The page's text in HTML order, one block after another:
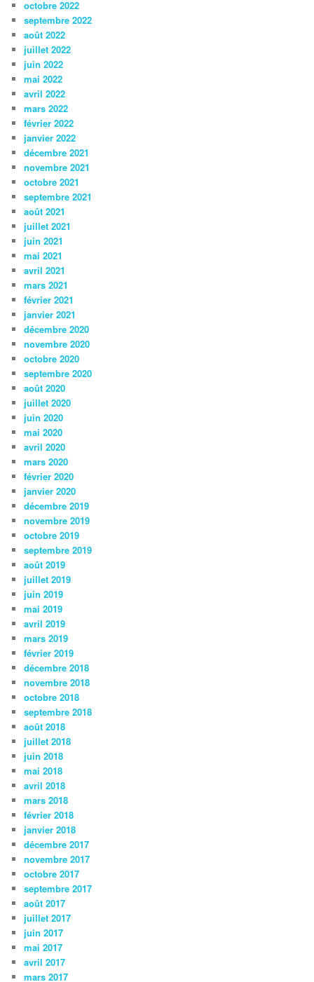
octobre 2022
septembre 2022
août 2022
juillet 2022
juin 2022
mai 2022
avril 2022
mars 2022
février 2022
janvier 2022
décembre 2021
novembre 2021
octobre 2021
septembre 2021
août 2021
juillet 2021
juin 2021
mai 2021
avril 2021
mars 2021
février 2021
janvier 2021
décembre 2020
novembre 2020
octobre 2020
septembre 2020
août 2020
juillet 2020
juin 2020
mai 2020
avril 2020
mars 2020
février 2020
janvier 2020
décembre 2019
novembre 2019
octobre 2019
septembre 2019
août 2019
juillet 2019
juin 2019
mai 2019
avril 2019
mars 2019
février 2019
décembre 2018
novembre 2018
octobre 2018
septembre 2018
août 2018
juillet 2018
juin 2018
mai 2018
avril 2018
mars 2018
février 2018
janvier 2018
décembre 2017
novembre 2017
octobre 2017
septembre 2017
août 2017
juillet 2017
juin 2017
mai 2017
avril 2017
mars 2017